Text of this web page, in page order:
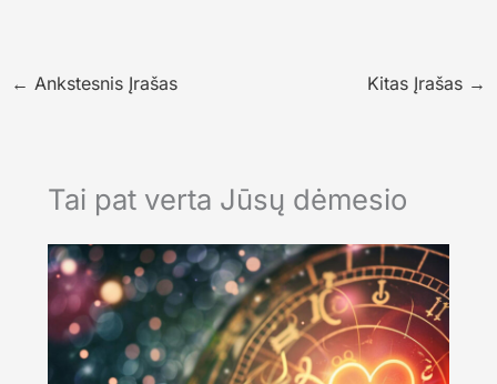
← Ankstesnis Įrašas Kitas Įrašas →
Tai pat verta Jūsų dėmesio